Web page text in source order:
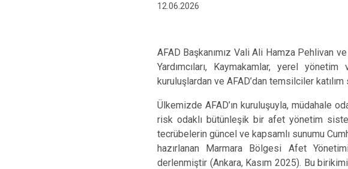
12.06.2026
AFAD Başkanımız Vali Ali Hamza Pehlivan
Yardımcıları, Kaymakamlar, yerel
kuruluşlardan ve AFAD’dan temsilciler katılım
Ülkemizde AFAD’ın kuruluşuyla, müdahale
risk odaklı bütünleşik bir afet yönetim
tecrübelerin güncel ve kapsamlı sunumu
hazırlanan Marmara Bölgesi Afet
derlenmiştir (Ankara, Kasım 2025). Bu